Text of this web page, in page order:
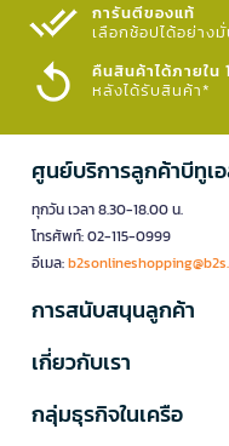
การันตีของแท้
เลือกช้อปได้อย่างมั่
คืนสินค้าได้ภายใน
หลังได้รับสินค้า*
ศูนย์บริการลูกค้าบีทูเ
ทุกวัน เวลา 8.30-18.00 น.
โทรศัพท์: 02-115-0999
อีเมล:
การสนับสนุนลูกค้า
เกี่ยวกับเรา
กลุ่มธุรกิจในเครือ